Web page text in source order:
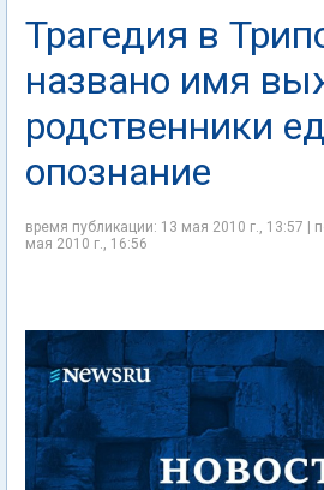
Трагедия в
названо имя
родственники
опознание
время публикации: 13 мая 2010 г., 13:57 |
мая 2010 г., 16:56